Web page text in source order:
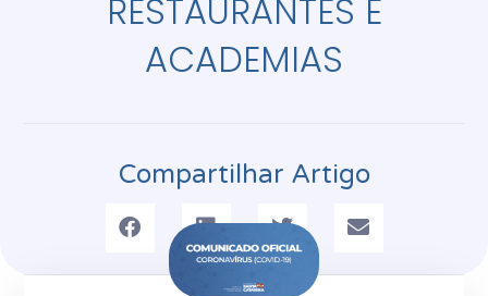
RESTAURANTES E
ACADEMIAS
Compartilhar Artigo